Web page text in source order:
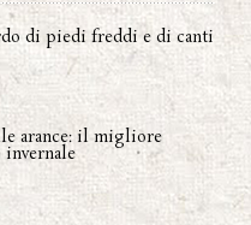
di piedi freddi e di canti
arance: il migliore